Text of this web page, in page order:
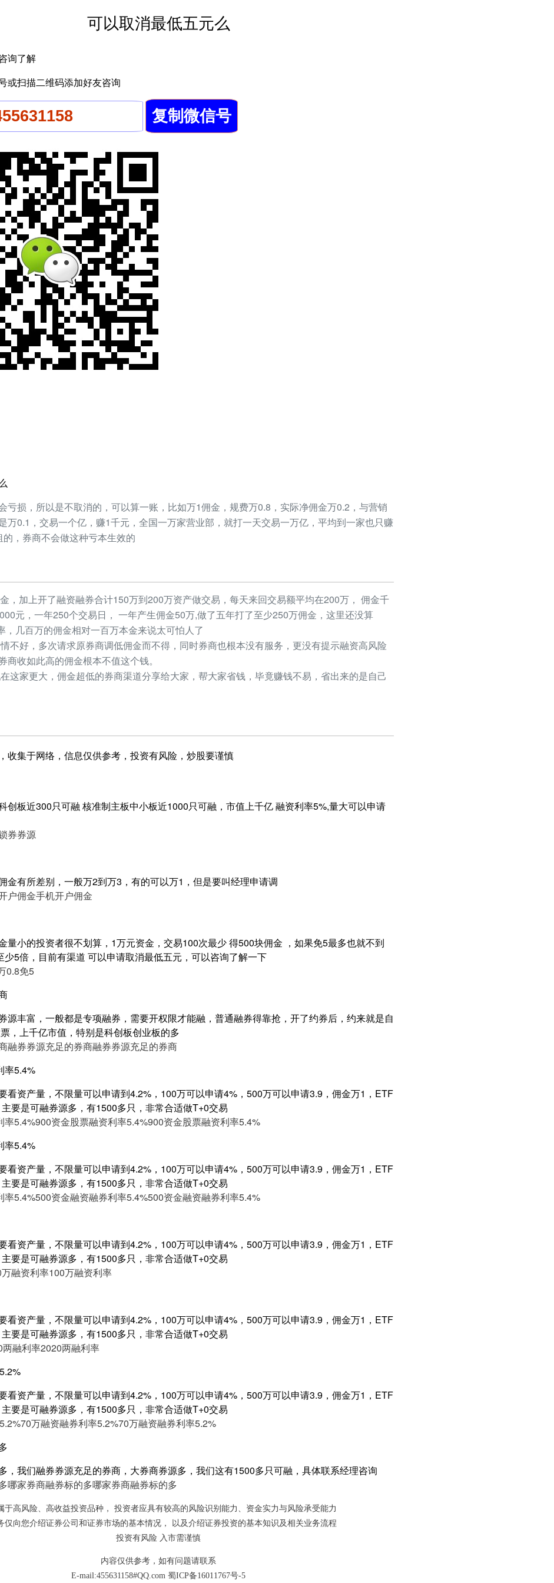
可以取消最低五元么
询了解
或扫描二维码添加好友咨询
亏损，所以是不取消的，可以算一账，比如万1佣金，规费万0.8，实际净佣金万0.2，与营销
万0.1，交易一个亿，赚1千元，全国一万家营业部，就打一天交易一万亿，平均到一家也只赚
，券商不会做这种亏本生效的
，加上开了融资融券合计150万到200万资产做交易，每天来回交易额平均在200万， 佣金千
元，一年250个交易日， 一年产生佣金50万,做了五年打了至少250万佣金，这里还没算
，几百万的佣金相对一百万本金来说太可怕人了
不好，多次请求原券商调低佣金而不得，同时券商也根本没有服务，更没有提示融资高风险
商收如此高的佣金根本不值这个钱。
这家更大，佣金超低的券商渠道分享给大家，帮大家省钱，毕竟赚钱不易，省出来的是自己
收集于网络，信息仅供参考，投资有风险，炒股要谨慎
创板近300只可融 核准制主板中小板近1000只可融，市值上千亿 融资利率5%,量大可以申请
券券源
金有所差别，一般万2到万3，有的可以万1，但是要叫经理申请调
户佣金手机开户佣金
量小的投资者很不划算，1万元资金，交易100次最少 得500块佣金 ，如果免5最多也就不到
少5倍，目前有渠道 可以申请取消最低五元，可以咨询了解一下
0.8免5
源丰富，一般都是专项融券，需要开权限才能融，普通融券得靠抢，开了约券后，约来就是自
，上千亿市值，特别是科创板创业板的多
融券券源充足的券商融券券源充足的券商
率5.4%
看资产量，不限量可以申请到4.2%，100万可以申请4%，500万可以申请3.9，佣金万1，ETF
要是可融券源多，有1500多只，非常合适做T+0交易
率5.4%900资金股票融资利率5.4%900资金股票融资利率5.4%
率5.4%
看资产量，不限量可以申请到4.2%，100万可以申请4%，500万可以申请3.9，佣金万1，ETF
要是可融券源多，有1500多只，非常合适做T+0交易
率5.4%500资金融资融券利率5.4%500资金融资融券利率5.4%
看资产量，不限量可以申请到4.2%，100万可以申请4%，500万可以申请3.9，佣金万1，ETF
要是可融券源多，有1500多只，非常合适做T+0交易
融资利率100万融资利率
看资产量，不限量可以申请到4.2%，100万可以申请4%，500万可以申请3.9，佣金万1，ETF
要是可融券源多，有1500多只，非常合适做T+0交易
两融利率2020两融利率
看资产量，不限量可以申请到4.2%，100万可以申请4%，500万可以申请3.9，佣金万1，ETF
要是可融券源多，有1500多只，非常合适做T+0交易
70万融资融券利率5.2%70万融资融券利率5.2%
，我们融券券源充足的券商，大券商券源多，我们这有1500多只可融，具体联系经理咨询
哪家券商融券标的多哪家券商融券标的多
于高风险、高收益投资品种， 投资者应具有较高的风险识别能力、资金实力与风险承受能力
仅向您介绍证券公司和证券市场的基本情况， 以及介绍证券投资的基本知识及相关业务流程
投资有风险 入市需谨慎
内容仅供参考，如有问题请联系
E-mail:455631158#QQ.com 蜀ICP备16011767号-5